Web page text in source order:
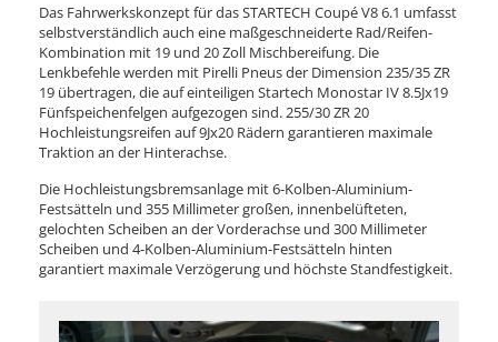
Das Fahrwerkskonzept für das STARTECH Coupé V8 6.1 umfasst
selbstverständlich auch eine maßgeschneiderte Rad/Reifen-
Kombination mit 19 und 20 Zoll Mischbereifung. Die
Lenkbefehle werden mit Pirelli Pneus der Dimension 235/35 ZR
19 übertragen, die auf einteiligen Startech Monostar IV 8.5Jx19
Fünfspeichenfelgen aufgezogen sind. 255/30 ZR 20
Hochleistungsreifen auf 9Jx20 Rädern garantieren maximale
Traktion an der Hinterachse.
Die Hochleistungsbremsanlage mit 6-Kolben-Aluminium-
Festsätteln und 355 Millimeter großen, innenbelüfteten,
gelochten Scheiben an der Vorderachse und 300 Millimeter
Scheiben und 4-Kolben-Aluminium-Festsätteln hinten
garantiert maximale Verzögerung und höchste Standfestigkeit.